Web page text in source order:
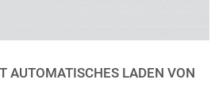
AUTOMATISCHES LADEN VON